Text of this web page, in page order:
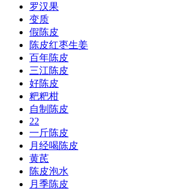
罗汉果
变质
假陈皮
陈皮红枣生姜
百年陈皮
三江陈皮
好陈皮
粑粑柑
自制陈皮
22
一斤陈皮
月经喝陈皮
黄芪
陈皮泡水
月季陈皮